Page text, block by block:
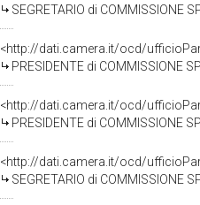
SEGRETARIO di COMMISSIONE SPECIALE PER L'ESAME
<http://dati.camera.it/ocd/
PRESIDENTE di COMMISSIONE SPECIALE PER L'ESAME
<http://dati.camera.it/ocd/
PRESIDENTE di COMMISSIONE SPECIALE PER L'ESAME
<http://dati.camera.it/ocd/
SEGRETARIO di COMMISSIONE SPECIALE PER L'ESAME